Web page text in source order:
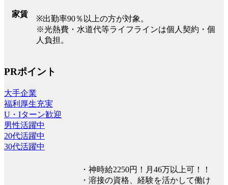
家賃
※出勤率90％以上の方が対象。
※光熱費・水道代等ライフラインは個人契約・個
人負担。
PRポイント
大手企業
福利厚生充実
U・Iターン歓迎
男性活躍中
20代活躍中
30代活躍中
・神時給2250円！月46万以上可！！
・溶接の資格、経験を活かして働け